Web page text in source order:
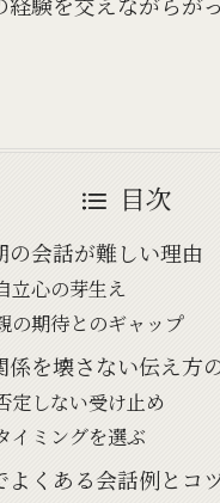
目次
の会話が難しい理由
立心の芽生え
の期待とのギャップ
係を壊さない伝え方
定しない受け止め
イミングを選ぶ
よくある会話例とコ